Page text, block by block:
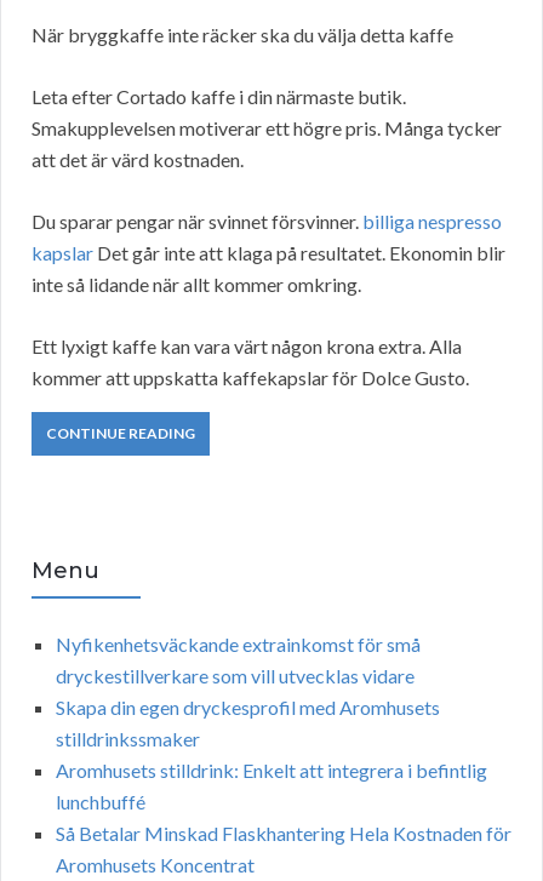
När bryggkaffe inte räcker ska du välja detta kaffe
Leta efter Cortado kaffe i din närmaste butik.
Smakupplevelsen motiverar ett högre pris. Många tycker
att det är värd kostnaden.
Du sparar pengar när svinnet försvinner. billiga nespresso
kapslar Det går inte att klaga på resultatet. Ekonomin blir
inte så lidande när allt kommer omkring.
Ett lyxigt kaffe kan vara värt någon krona extra. Alla
kommer att uppskatta kaffekapslar för Dolce Gusto.
CONTINUE READING
Menu
Nyfikenhetsväckande extrainkomst för små
dryckestillverkare som vill utvecklas vidare
Skapa din egen dryckesprofil med Aromhusets
stilldrinkssmaker
Aromhusets stilldrink: Enkelt att integrera i befintlig
lunchbuffé
Så Betalar Minskad Flaskhantering Hela Kostnaden för
Aromhusets Koncentrat